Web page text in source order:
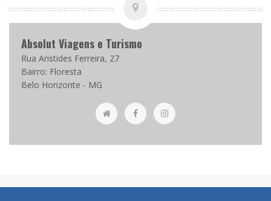
Absolut Viagens e Turismo
Rua Aristides Ferreira, 27
Bairro: Floresta
Belo Horizonte - MG